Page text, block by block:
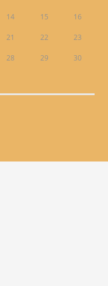
14 15 16
21 22 23
28 29 30